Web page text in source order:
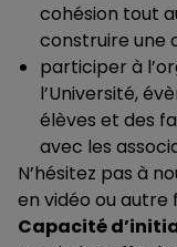
cohésion tout
construire une
participer à
l’Université,
élèves et des
avec les
N’hésitez pas à
en vidéo ou autre
Capacité